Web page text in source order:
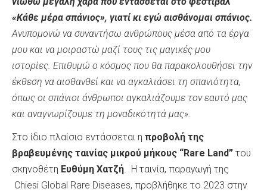
«Κάθε μέρα σπάνιος», γιατί κι εγώ αισθάνομαι σπάνιος.
Ανυπομονώ να συναντήσω ανθρώπους μέσα από τα έργα
μου και να μοιραστώ μαζί τους τις μαγικές μου
ιστορίες. Επιθυμώ ο κόσμος που θα παρακολουθήσει την
έκθεση να αισθανθεί και να αγκαλιάσει τη σπανιότητα,
όπως οι σπάνιοι άνθρωποι αγκαλιάζουμε τον εαυτό μας
και αναγνωρίζουμε τη μοναδικότητά μας».
Στο ίδιο πλαίσιο εντάσσεται η προβολή της
βραβευμένης ταινίας μικρού μήκους “Rare Land” του
σκηνοθέτη Ευθύμη Χατζή. Η ταινία, παραγωγή της
Chiesi Global Rare Diseases, προβλήθηκε το 2023 στην